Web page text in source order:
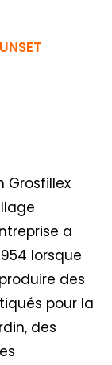
Grosfillex
a
lorsque
des
pour la
des